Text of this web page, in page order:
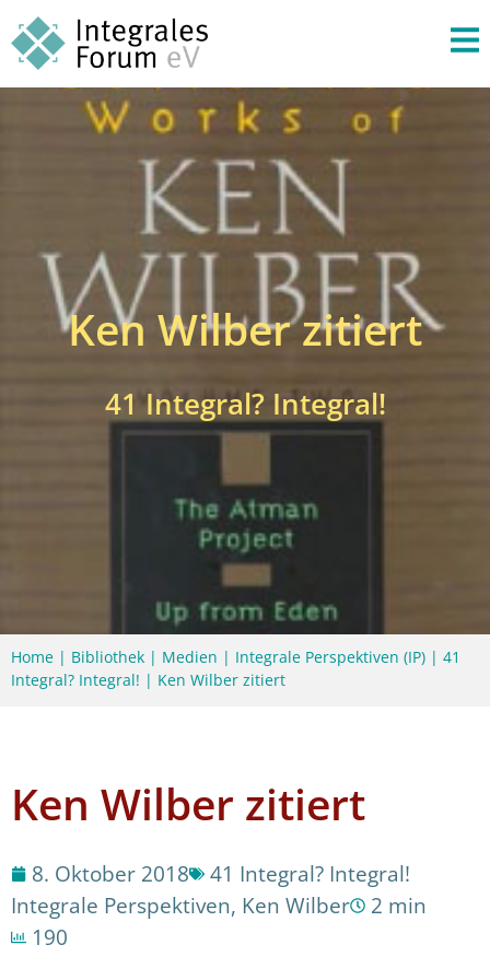
Ken Wilber zitiert
41 Integral? Integral!
Home | Bibliothek | Medien | Integrale Perspektiven (IP) | 41
Integral? Integral! | Ken Wilber zitiert
Ken Wilber zitiert
8. Oktober 2018
41 Integral? Integral!
Integrale Perspektiven, Ken Wilber
2 min
190